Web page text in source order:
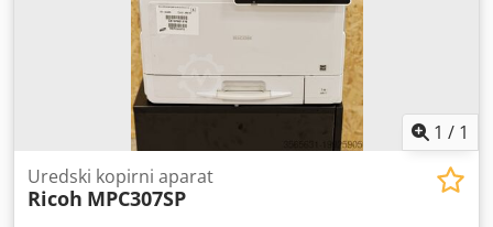
1 / 1
Uredski kopirni aparat
Ricoh MPC307SP